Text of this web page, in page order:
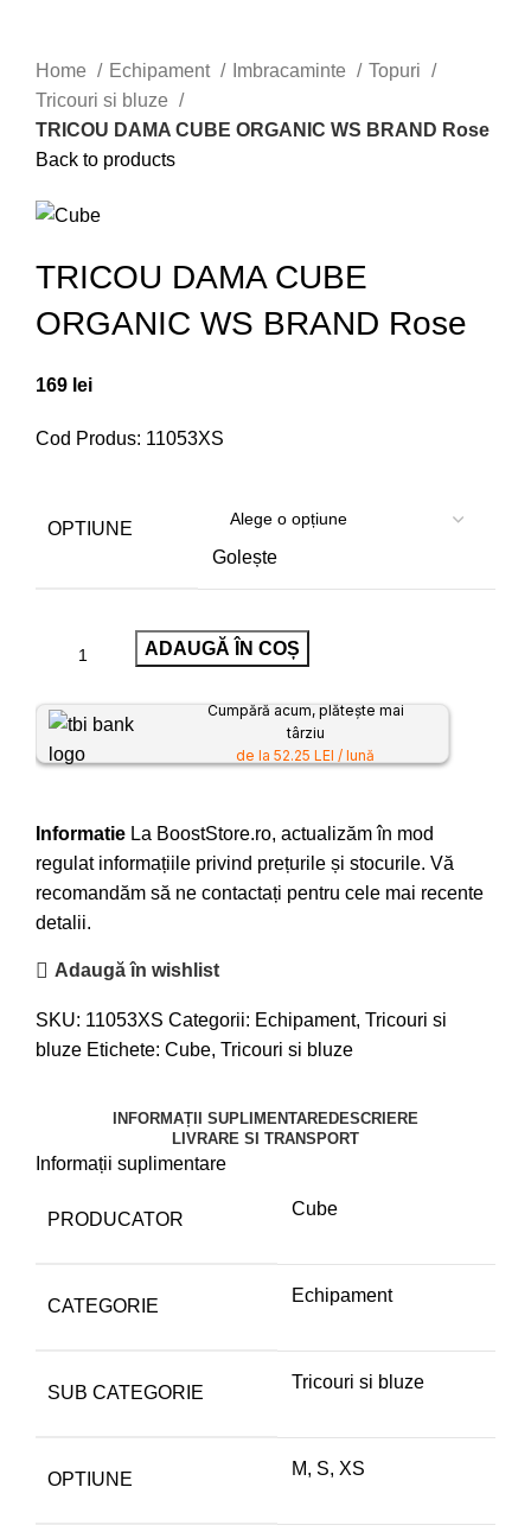
Home
Echipament Imbracaminte
Topuri
Tricouri si bluze
TRICOU DAMA CUBE ORGANIC WS BRAND Rose
Back to products
TRICOU DAMA CUBE
ORGANIC WS BRAND Rose
169 lei
Cod Produs: 11053XS
OPTIUNE
Golește
ADAUGĂ ÎN COȘ
Cumpără acum, plătește mai
târziu
de la 52.25 LEI / lună
Informatie La BoostStore.ro, actualizăm în mod
regulat informațiile privind prețurile și stocurile. Vă
recomandăm să ne contactați pentru cele mai recente
detalii.
Adaugă în wishlist
SKU: 11053XS Categorii: Echipament, Tricouri si
bluze Etichete: Cube, Tricouri si bluze
INFORMAȚII SUPLIMENTAREDESCRIERE
LIVRARE SI TRANSPORT
Informații suplimentare
PRODUCATOR
Cube
CATEGORIE
Echipament
SUB CATEGORIE
Tricouri si bluze
OPTIUNE
M, S, XS